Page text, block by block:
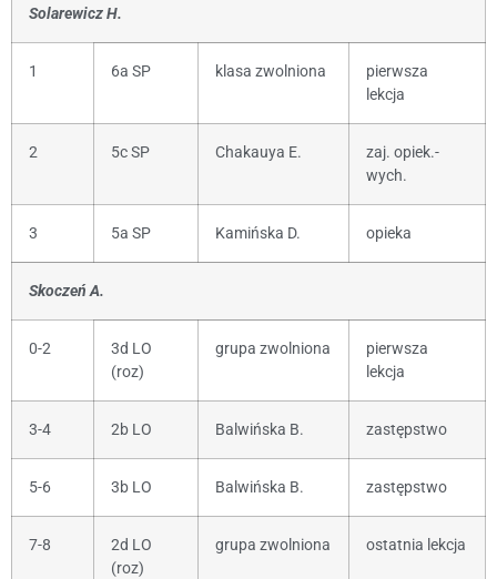
Solarewicz H.
1 6a SP klasa zwolniona
pierwsza
lekcja
2 5c SP Chakauya E.
zaj. opiek.-
wych.
3 5a SP Kamińska D. opieka
Skoczeń A.
0-2
3d LO
(roz)
grupa zwolniona
pierwsza
lekcja
3-4 2b LO Balwińska B. zastępstwo
5-6 3b LO Balwińska B. zastępstwo
7-8
2d LO
(roz)
grupa zwolniona ostatnia lekcja